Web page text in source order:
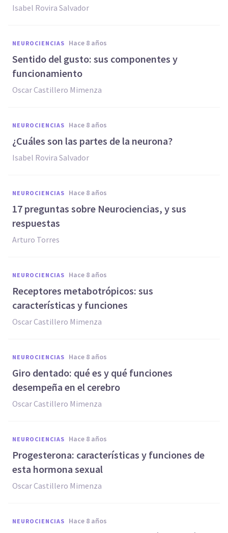
Isabel Rovira Salvador
NEUROCIENCIAS hace 8 años
Sentido del gusto: sus componentes y
funcionamiento
Oscar Castillero Mimenza
NEUROCIENCIAS hace 8 años
¿Cuáles son las partes de la neurona?
Isabel Rovira Salvador
NEUROCIENCIAS hace 8 años
17 preguntas sobre Neurociencias, y sus
respuestas
Arturo Torres
NEUROCIENCIAS hace 8 años
Receptores metabotrópicos: sus
características y funciones
Oscar Castillero Mimenza
NEUROCIENCIAS hace 8 años
Giro dentado: qué es y qué funciones
desempeña en el cerebro
Oscar Castillero Mimenza
NEUROCIENCIAS hace 8 años
Progesterona: características y funciones de
esta hormona sexual
Oscar Castillero Mimenza
NEUROCIENCIAS hace 8 años